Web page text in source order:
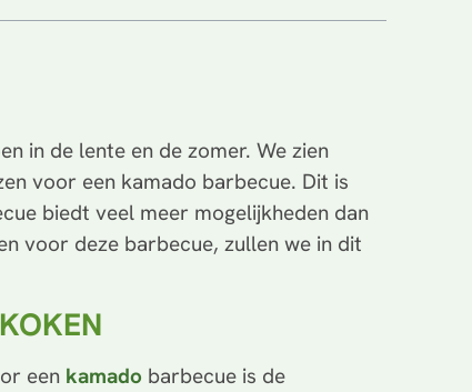
in de lente en de zomer. We zien
voor een kamado barbecue. Dit is
biedt veel meer mogelijkheden dan
voor deze barbecue, zullen we in dit
een kamado barbecue is de